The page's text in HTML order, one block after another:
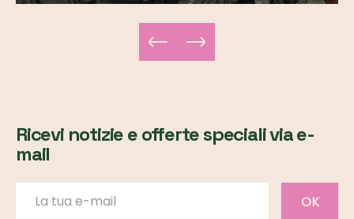
Ricevi notizie e offerte speciali via e-
mail
OK